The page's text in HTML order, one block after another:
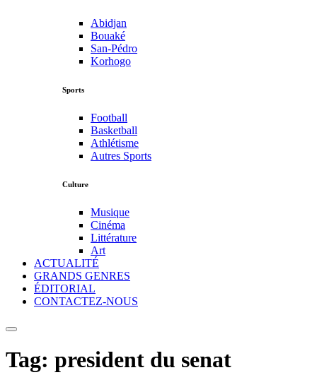
Abidjan
Bouaké
San-Pédro
Korhogo
Sports
Football
Basketball
Athlétisme
Autres Sports
Culture
Musique
Cinéma
Littérature
Art
ACTUALITÉ
GRANDS GENRES
ÉDITORIAL
CONTACTEZ-NOUS
Tag: president du senat